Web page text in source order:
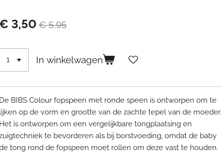
€ 3,50 € 5,95
In winkelwagen
De BIBS Colour fopspeen met ronde speen is ontworpen om te
lijken op de vorm en grootte van de zachte tepel van de moeder.
Het is ontworpen om een vergelijkbare tongplaatsing en
te bevorderen als bij borstvoeding, omdat de baby
tong rond de fopspeen moet rollen om deze vast te houden.